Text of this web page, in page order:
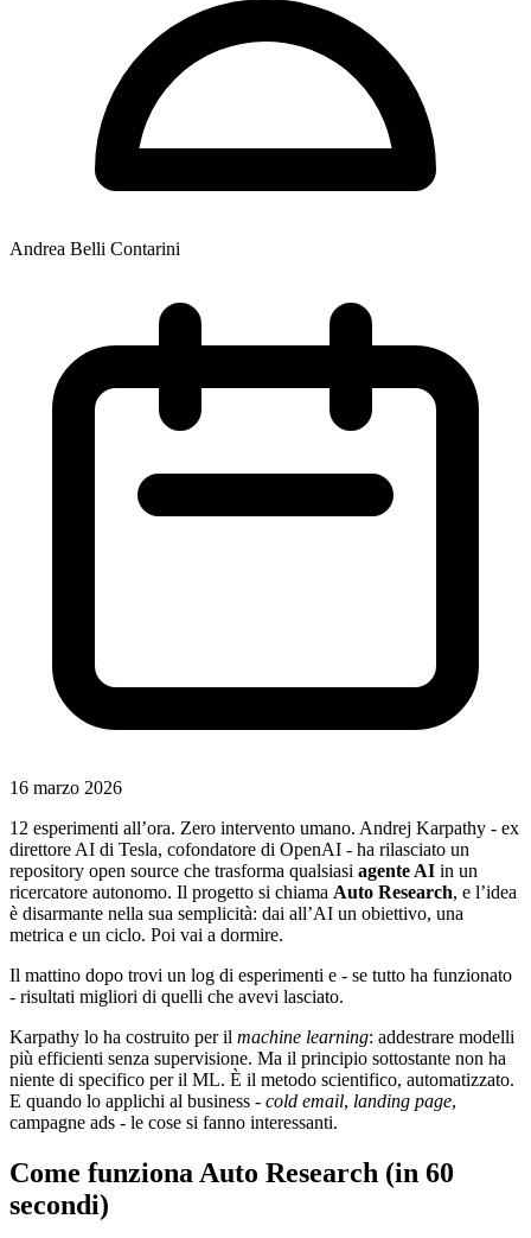
Andrea Belli Contarini
16 marzo 2026
12 esperimenti all’ora. Zero intervento umano. Andrej Karpathy - ex
direttore AI di Tesla, cofondatore di OpenAI - ha rilasciato un
repository open source che trasforma qualsiasi agente AI in un
ricercatore autonomo. Il progetto si chiama Auto Research, e l’idea
è disarmante nella sua semplicità: dai all’AI un obiettivo, una
metrica e un ciclo. Poi vai a dormire.
Il mattino dopo trovi un log di esperimenti e - se tutto ha funzionato
- risultati migliori di quelli che avevi lasciato.
Karpathy lo ha costruito per il machine learning: addestrare modelli
più efficienti senza supervisione. Ma il principio sottostante non ha
niente di specifico per il ML. È il metodo scientifico, automatizzato.
E quando lo applichi al business - cold email, landing page,
campagne ads - le cose si fanno interessanti.
Come funziona Auto Research (in 60
secondi)